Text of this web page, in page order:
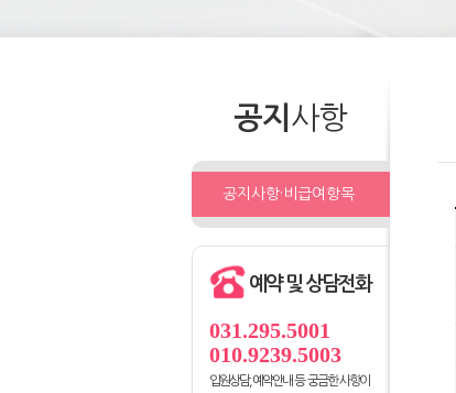
공지 사항
공지사항·비급여항목
예약 및 상담전화
031.295.5001
010.9239.5003
입원상담, 예약안내 등 궁금한 사항이